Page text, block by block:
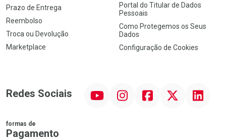
Prazo de Entrega
Reembolso
Troca ou Devolução
Marketplace
Portal do Titular de Dados
Pessoais
Como Protegemos os Seus
Dados
Configuração de Cookies
Redes Sociais InstagramFacebookTwitter Linkedin
formas de
Pagamento